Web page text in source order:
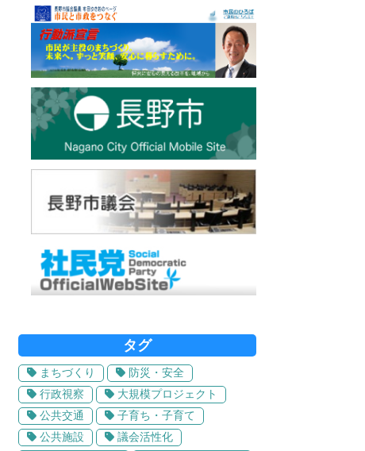
タグ
まちづくり
防災・安全
行政視察
大規模プロジェクト
公共交通
子育ち・子育て
公共施設
議会活性化